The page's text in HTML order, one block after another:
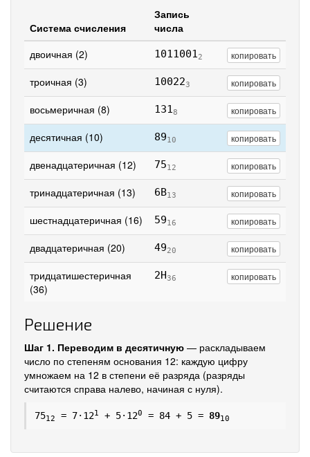
Система счисления
Запись
числа
двоичная (2)
10110012 копировать
троичная (3) 100223 копировать
восьмеричная (8) 1318 копировать
десятичная (10) 8910 копировать
двенадцатеричная (12) 7512 копировать
тринадцатеричная (13) 6B13 копировать
шестнадцатеричная (16) 5916 копировать
двадцатеричная (20) 4920 копировать
тридцатишестеричная
(36)
2H36 копировать
Решение
Шаг 1. Переводим в десятичную — раскладываем
число по степеням основания 12: каждую цифру
умножаем на 12 в степени её разряда (разряды
считаются справа налево, начиная с нуля).
7512 = 7·121 + 5·120 = 84 + 5 = 8910